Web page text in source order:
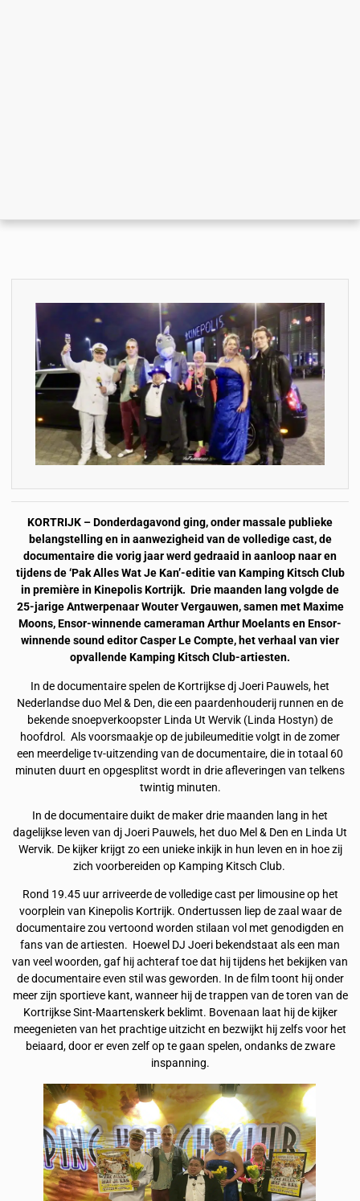
KORTRIJK – Donderdagavond ging, onder massale publieke
belangstelling en in aanwezigheid van de volledige cast, de
documentaire die vorig jaar werd gedraaid in aanloop naar en
tijdens de ‘Pak Alles Wat Je Kan’-editie van Kamping Kitsch Club
in première in Kinepolis Kortrijk. Drie maanden lang volgde de
25-jarige Antwerpenaar Wouter Vergauwen, samen met Maxime
Moons, Ensor-winnende cameraman Arthur Moelants en Ensor-
winnende sound editor Casper Le Compte, het verhaal van vier
opvallende Kamping Kitsch Club-artiesten.
In de documentaire spelen de Kortrijkse dj Joeri Pauwels, het
Nederlandse duo Mel & Den, die een paardenhouderij runnen en de
bekende snoepverkoopster Linda Ut Wervik (Linda Hostyn) de
hoofdrol. Als voorsmaakje op de jubileumeditie volgt in de zomer
een meerdelige tv-uitzending van de documentaire, die in totaal 60
minuten duurt en opgesplitst wordt in drie afleveringen van telkens
twintig minuten.
In de documentaire duikt de maker drie maanden lang in het
dagelijkse leven van dj Joeri Pauwels, het duo Mel & Den en Linda Ut
Wervik. De kijker krijgt zo een unieke inkijk in hun leven en in hoe zij
zich voorbereiden op Kamping Kitsch Club.
Rond 19.45 uur arriveerde de volledige cast per limousine op het
voorplein van Kinepolis Kortrijk. Ondertussen liep de zaal waar de
documentaire zou vertoond worden stilaan vol met genodigden en
fans van de artiesten. Hoewel DJ Joeri bekendstaat als een man
van veel woorden, gaf hij achteraf toe dat hij tijdens het bekijken van
de documentaire even stil was geworden. In de film toont hij onder
meer zijn sportieve kant, wanneer hij de trappen van de toren van de
Kortrijkse Sint-Maartenskerk beklimt. Bovenaan laat hij de kijker
meegenieten van het prachtige uitzicht en bezwijkt hij zelfs voor het
beiaard, door er even zelf op te gaan spelen, ondanks de zware
inspanning.